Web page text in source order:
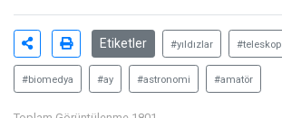
Etiketler #yıldızlar #teleskop
#biomedya #ay #astronomi #amatör